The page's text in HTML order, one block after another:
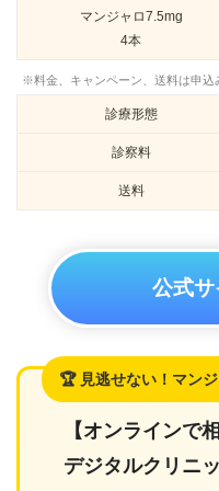
マンジャロ7.5mg
4本
※料金、キャンペーン、送料は申込
診療形態
診察料
送料
公式サ
🏆 見逃せない！マン
【オンラインで
デジタルクリニッ